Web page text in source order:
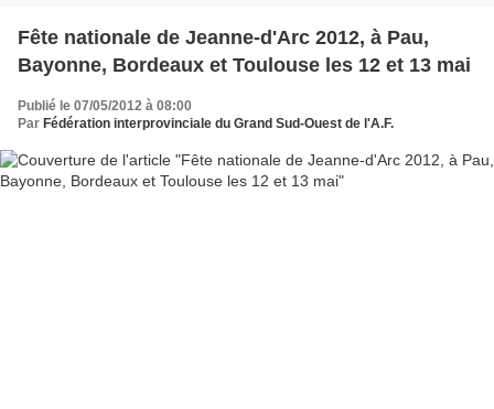
Fête nationale de Jeanne-d'Arc 2012, à Pau,
Bayonne, Bordeaux et Toulouse les 12 et 13 mai
Publié le 07/05/2012 à 08:00
Par Fédération interprovinciale du Grand Sud-Ouest de l'A.F.